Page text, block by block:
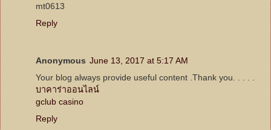
mt0613
Reply
Anonymous June 13, 2017 at 5:17 AM
Your blog always provide useful content .Thank you. . . . .
บาคาร่าออนไลน์
gclub casino
Reply